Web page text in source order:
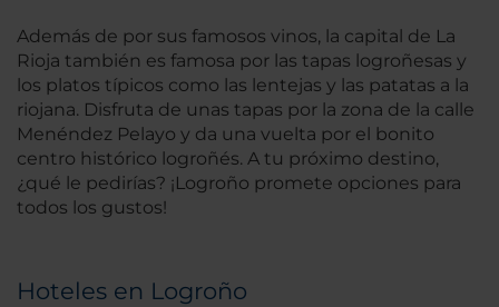
Además de por sus famosos vinos, la capital de La
Rioja también es famosa por las tapas logroñesas y
los platos típicos como las lentejas y las patatas a la
riojana. Disfruta de unas tapas por la zona de la calle
Menéndez Pelayo y da una vuelta por el bonito
centro histórico logroñés. A tu próximo destino,
¿qué le pedirías? ¡Logroño promete opciones para
todos los gustos!
Hoteles en Logroño